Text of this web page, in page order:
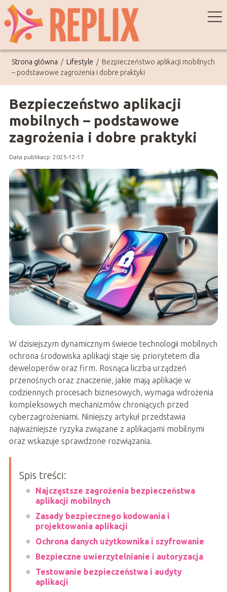
Strona główna / Lifestyle / Bezpieczeństwo aplikacji mobilnych
– podstawowe zagrożenia i dobre praktyki
Bezpieczeństwo aplikacji
mobilnych – podstawowe
zagrożenia i dobre praktyki
Data publikacji: 2025-12-17
W dzisiejszym dynamicznym świecie technologii mobilnych
ochrona środowiska aplikacji staje się priorytetem dla
deweloperów oraz firm. Rosnąca liczba urządzeń
przenośnych oraz znaczenie, jakie mają aplikacje w
codziennych procesach biznesowych, wymaga wdrożenia
kompleksowych mechanizmów chroniących przed
cyberzagrożeniami. Niniejszy artykuł przedstawia
najważniejsze ryzyka związane z aplikacjami mobilnymi
oraz wskazuje sprawdzone rozwiązania.
Spis treści:
Najczęstsze zagrożenia bezpieczeństwa
aplikacji mobilnych
Zasady bezpiecznego kodowania i
projektowania aplikacji
Ochrona danych użytkownika i szyfrowanie
Bezpieczne uwierzytelnianie i autoryzacja
Testowanie bezpieczeństwa i audyty
aplikacji